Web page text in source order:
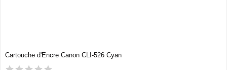
Cartouche d'Encre Canon CLI-526 Cyan